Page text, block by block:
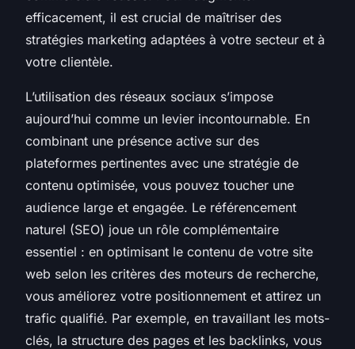
efficacement, il est crucial de maîtriser des
stratégies marketing adaptées à votre secteur et à
votre clientèle.
L’utilisation des réseaux sociaux s’impose
aujourd’hui comme un levier incontournable. En
combinant une présence active sur des
plateformes pertinentes avec une stratégie de
contenu optimisée, vous pouvez toucher une
audience large et engagée. Le référencement
naturel (SEO) joue un rôle complémentaire
essentiel : en optimisant le contenu de votre site
web selon les critères des moteurs de recherche,
vous améliorez votre positionnement et attirez un
trafic qualifié. Par exemple, en travaillant les mots-
clés, la structure des pages et les backlinks, vous